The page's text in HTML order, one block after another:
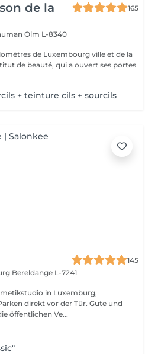
de la
165
Olm L-8340
de Luxembourg ville et de la
de beauté, qui a ouvert ses portes
+ teinture cils + sourcils
145
Bereldange L-7241
in Luxemburg,
öffentlichen Ve...